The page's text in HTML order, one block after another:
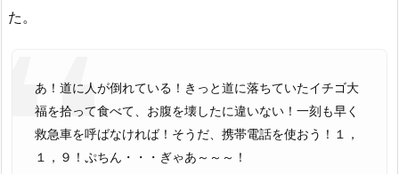
た。
あ！道に人が倒れている！きっと道に落ちていたイチゴ大
福を拾って食べて、お腹を壊したに違いない！一刻も早く
救急車を呼ばなければ！そうだ、携帯電話を使おう！１，
１，９！ぷちん・・・ぎゃあ～～～！